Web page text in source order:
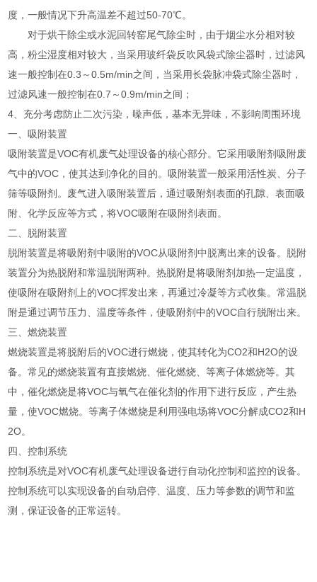
度，一般情况下升高温差不超过50-70℃。
对于烘干除尘或水泥回转窑尾气除尘时，由于烟尘水分相对较
高，粉尘湿度相对较大，当采用玻纤袋反吹风袋式除尘器时，过滤风
速一般控制在0.3～0.5m/min之间，当采用长袋脉冲袋式除尘器时，
过滤风速一般控制在0.7～0.9m/min之间；
4、充分考虑防止二次污染，噪声低，基本无异味，不影响周围环境
一、吸附装置
吸附装置是VOC有机废气处理设备的核心部分。它采用吸附剂吸附废
气中的VOC，使其达到净化的目的。吸附装置一般采用活性炭、分子
筛等吸附剂。废气进入吸附装置后，通过吸附剂表面的孔隙、表面吸
附、化学反应等方式，将VOC吸附在吸附剂表面。
二、脱附装置
脱附装置是将吸附剂中吸附的VOC从吸附剂中脱离出来的设备。脱附
装置分为热脱附和常温脱附两种。热脱附是将吸附剂加热一定温度，
使吸附在吸附剂上的VOC挥发出来，再通过冷凝等方式收集。常温脱
附是通过调节压力、温度等条件，使吸附剂中的VOC自行脱附出来。
三、燃烧装置
燃烧装置是将脱附后的VOC进行燃烧，使其转化为CO2和H2O的设
备。常见的燃烧装置有直接燃烧、催化燃烧、等离子体燃烧等。其
中，催化燃烧是将VOC与氧气在催化剂的作用下进行反应，产生热
量，使VOC燃烧。等离子体燃烧是利用强电场将VOC分解成CO2和H
2O。
四、控制系统
控制系统是对VOC有机废气处理设备进行自动化控制和监控的设备。
控制系统可以实现设备的自动启停、温度、压力等参数的调节和监
测，保证设备的正常运转。